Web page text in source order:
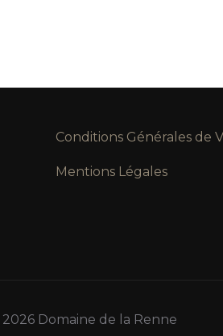
Conditions Générales de
Mentions Légales
Domaine de la Renne